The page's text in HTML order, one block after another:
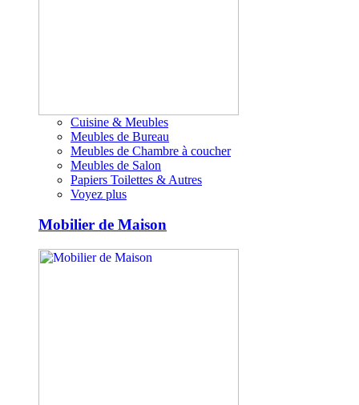
Cuisine & Meubles
Meubles de Bureau
Meubles de Chambre à coucher
Meubles de Salon
Papiers Toilettes & Autres
Voyez plus
Mobilier de Maison